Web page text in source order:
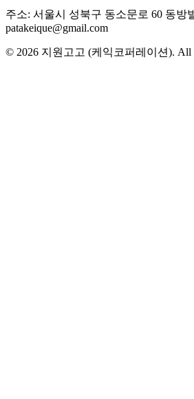
주소: 서울시 성북구 동소문로 60 동방
patakeique@gmail.com
© 2026 지원고고 (케익코퍼레이션). All